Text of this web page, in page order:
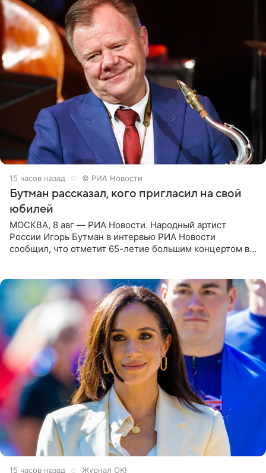
15 часов назад © РИА Новости
Бутман рассказал, кого пригласил на свой
юбилей
МОСКВА, 8 авг — РИА Новости. Народный артист
России Игорь Бутман в интервью РИА Новости
сообщил, что отметит 65-летие большим концертом в
15 часов назад Журнал OK!